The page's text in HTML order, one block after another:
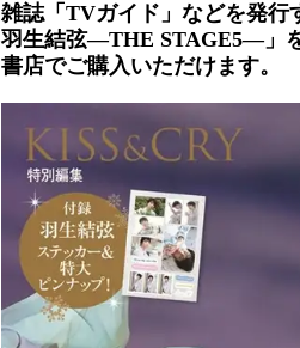
雑誌「TVガイド」などを発行
羽生結弦―THE STAGE5―」
書店でご購入いただけます。